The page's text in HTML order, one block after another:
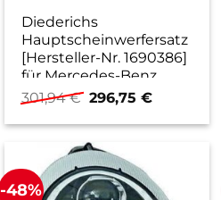
Diederichs
Hauptscheinwerfersatz
[Hersteller-Nr. 1690386]
für Mercedes-Benz
301,94€ Ursprünglicher
Preis
war:
296,75€Aktueller
ist:
-48%